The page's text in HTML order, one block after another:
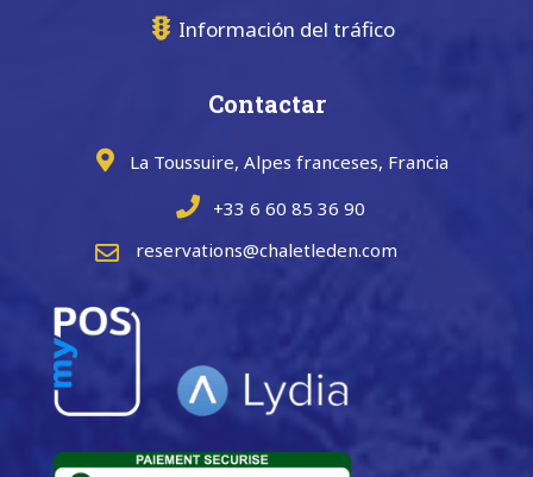
Información del tráfico
Contactar
La Toussuire, Alpes franceses, Francia
+33 6 60 85 36 90